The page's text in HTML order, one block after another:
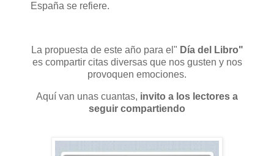
España se refiere.
La propuesta de este año para el" Día del Libro"
es compartir citas diversas que nos gusten y nos
provoquen emociones.
Aquí van unas cuantas, invito a los lectores a
seguir compartiendo